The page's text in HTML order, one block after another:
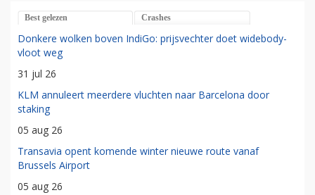
Best gelezen Crashes
Donkere wolken boven IndiGo: prijsvechter doet widebody-
vloot weg
31 jul 26
KLM annuleert meerdere vluchten naar Barcelona door
staking
05 aug 26
Transavia opent komende winter nieuwe route vanaf
Brussels Airport
05 aug 26